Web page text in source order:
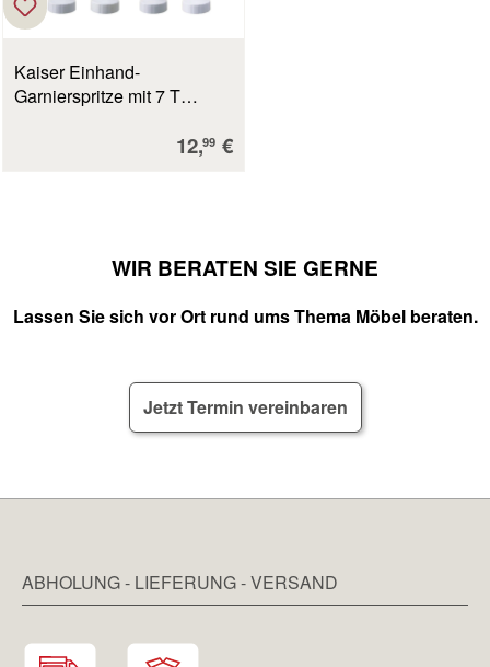
Kaiser Einhand-
Garnierspritze mit 7 T
Verkaufspreis:
12,99 €
WIR BERATEN SIE GERNE
Lassen Sie sich vor Ort rund ums Thema Möbel beraten.
Jetzt Termin vereinbaren
ABHOLUNG - LIEFERUNG - VERSAND